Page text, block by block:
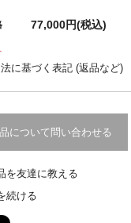
77,000円(税込)
に基づく表記 (返品など)
について問い合わせる
を友達に教える
続ける